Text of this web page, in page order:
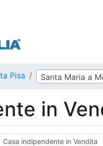
Pisa Santa Maria a
in
Casa indipendente in Vendita